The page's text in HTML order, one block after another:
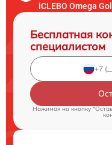
iCLEBO Omega
Бесплатная
специалистом
Нажимая на кнопку